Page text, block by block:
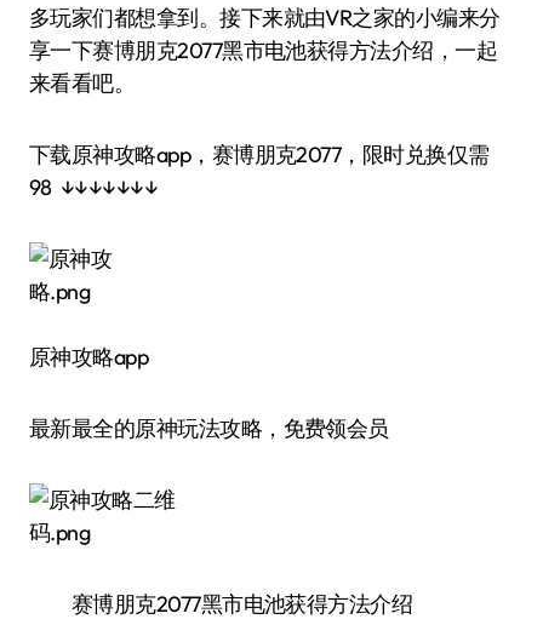
多玩家们都想拿到。接下来就由VR之家的小编来分
享一下赛博朋克2077黑市电池获得方法介绍，一起
来看看吧。
下载原神攻略app，赛博朋克2077，限时兑换仅需
98 ↓↓↓↓↓↓↓
原神攻略app
最新最全的原神玩法攻略，免费领会员
赛博朋克2077黑市电池获得方法介绍